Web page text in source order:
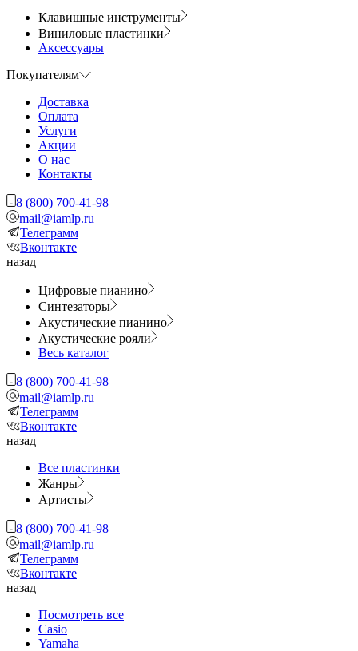
Клавишные инструменты
Виниловые пластинки
Аксессуары
Покупателям
Доставка
Оплата
Услуги
Акции
О нас
Контакты
8 (800) 700-41-98
mail@iamlp.ru
Телеграмм
Вконтакте
назад
Цифровые пианино
Синтезаторы
Акустические пианино
Акустические рояли
Весь каталог
8 (800) 700-41-98
mail@iamlp.ru
Телеграмм
Вконтакте
назад
Все пластинки
Жанры
Артисты
8 (800) 700-41-98
mail@iamlp.ru
Телеграмм
Вконтакте
назад
Посмотреть все
Casio
Yamaha